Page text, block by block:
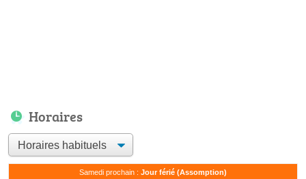
Horaires
Samedi prochain : Jour férié (Assomption)